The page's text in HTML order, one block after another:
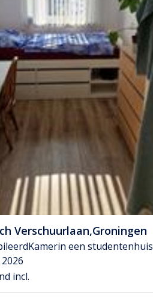
Verschuurlaan,Groningen
Kamerin een studentenhuis
incl.